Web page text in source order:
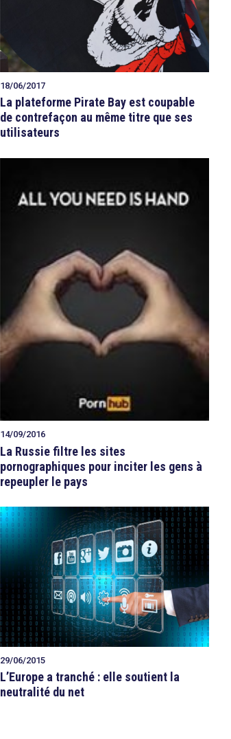
18/06/2017
La plateforme Pirate Bay est coupable
de contrefaçon au même titre que ses
utilisateurs
14/09/2016
La Russie filtre les sites
pornographiques pour inciter les gens à
repeupler le pays
29/06/2015
L’Europe a tranché : elle soutient la
neutralité du net